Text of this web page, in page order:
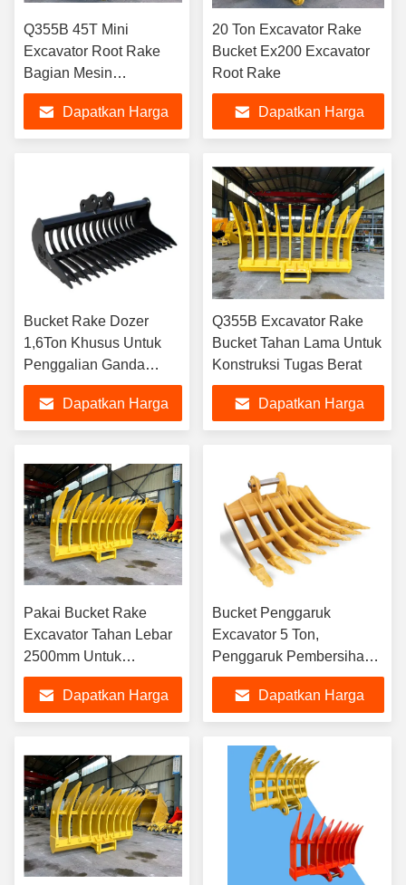
Q355B 45T Mini
Excavator Root Rake
Bagian Mesin
Konstruksi
Dapatkan Harga
20 Ton Excavator Rake
Bucket Ex200 Excavator
Root Rake
Dapatkan Harga
Bucket Rake Dozer
1,6Ton Khusus Untuk
Penggalian Ganda
Attachment Akar
ExcavatorDapatkan Harga
Q355B Excavator Rake
Bucket Tahan Lama Untuk
Konstruksi Tugas Berat
Dapatkan Harga
Pakai Bucket Rake
Excavator Tahan Lebar
2500mm Untuk
Persiapan Lokasi
Dapatkan Harga
Bucket Penggaruk
Excavator 5 Ton,
Penggaruk Pembersihan
Lahan Excavator Lebar
1000mmDapatkan Harga